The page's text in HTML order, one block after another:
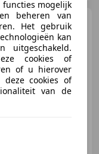
Benz E 200
mogelijk
beheren van
Het gebruik
kan
uitgeschakeld.
cookies of
of u hierover
deze cookies of
van de